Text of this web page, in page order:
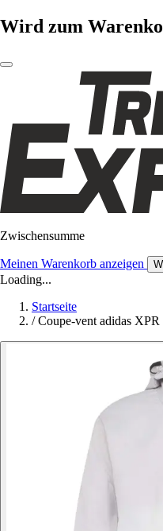
Wird zum
Zwischensumme
Meinen Warenkorb anzeigen
Loading...
Startseite
/ Coupe-vent adidas